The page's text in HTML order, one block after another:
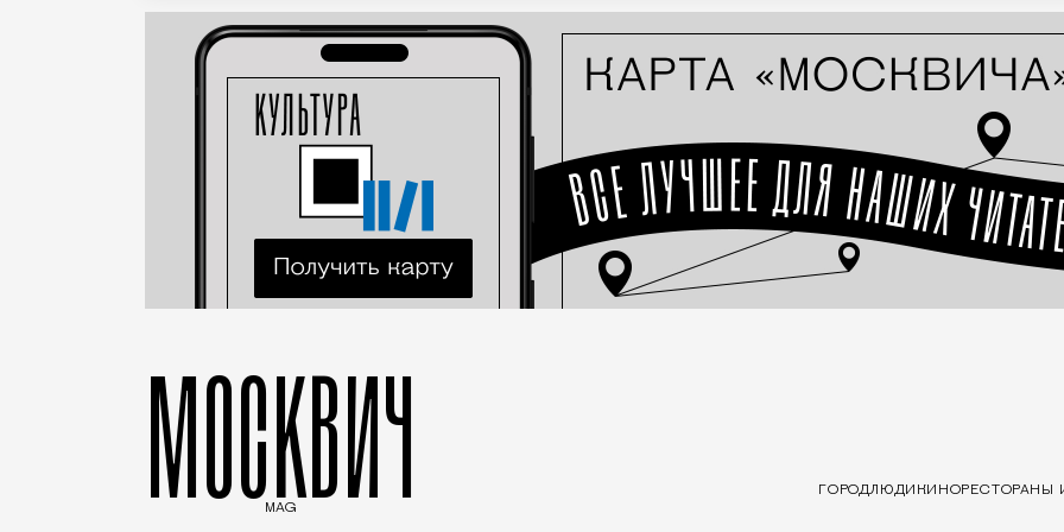
МОСКВИЧ
MAG
ГОРОДЛЮДИ КИНОРЕСТОРАНЫ